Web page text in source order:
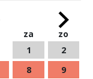
za
zo
1
2
8
9